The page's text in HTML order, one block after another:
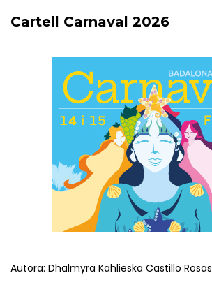
Cartell Carnaval 2026
Autora: Dhalmyra Kahlieska Castillo Rosas